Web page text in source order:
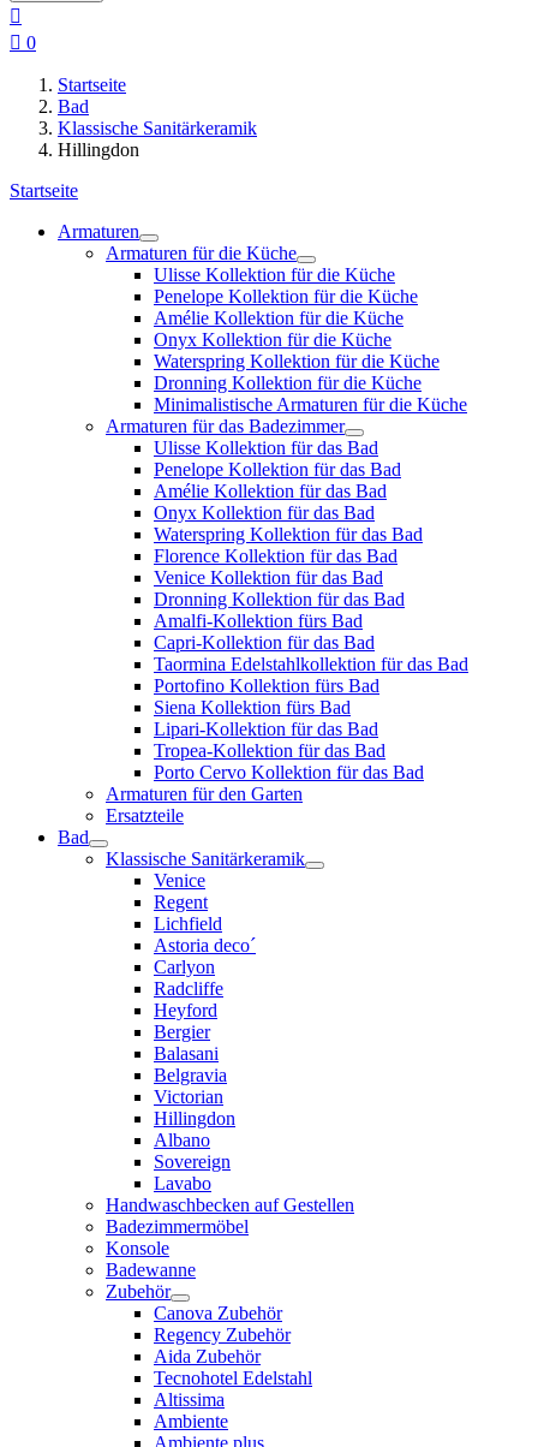

 0
Startseite
Bad
Klassische Sanitärkeramik
Hillingdon
Startseite
Armaturen
Armaturen für die Küche
Ulisse Kollektion für die Küche
Penelope Kollektion für die Küche
Amélie Kollektion für die Küche
Onyx Kollektion für die Küche
Waterspring Kollektion für die Küche
Dronning Kollektion für die Küche
Minimalistische Armaturen für die Küche
Armaturen für das Badezimmer
Ulisse Kollektion für das Bad
Penelope Kollektion für das Bad
Amélie Kollektion für das Bad
Onyx Kollektion für das Bad
Waterspring Kollektion für das Bad
Florence Kollektion für das Bad
Venice Kollektion für das Bad
Dronning Kollektion für das Bad
Amalfi-Kollektion fürs Bad
Capri-Kollektion für das Bad
Taormina Edelstahlkollektion für das Bad
Portofino Kollektion fürs Bad
Siena Kollektion fürs Bad
Lipari-Kollektion für das Bad
Tropea-Kollektion für das Bad
Porto Cervo Kollektion für das Bad
Armaturen für den Garten
Ersatzteile
Bad
Klassische Sanitärkeramik
Venice
Regent
Lichfield
Astoria deco´
Carlyon
Radcliffe
Heyford
Bergier
Balasani
Belgravia
Victorian
Hillingdon
Albano
Sovereign
Lavabo
Handwaschbecken auf Gestellen
Badezimmermöbel
Konsole
Badewanne
Zubehör
Canova Zubehör
Regency Zubehör
Aida Zubehör
Tecnohotel Edelstahl
Altissima
Ambiente
Ambiente plus